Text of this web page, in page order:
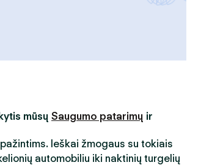
mūsų Saugumo patarimų ir
Ieškai žmogaus su tokiais
automobiliu iki naktinių turgelių